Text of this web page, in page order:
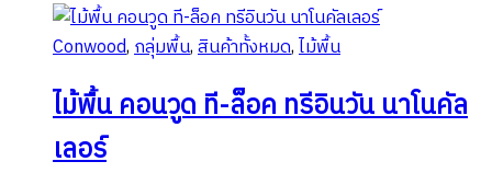
Conwood,กลุ่มพื้น,สินค้าทั้งหมด,ไม้พื้น
ไม้พื้น คอนวูด ที-ล็อค ทรีอินวัน นาโนคัล
เลอร์